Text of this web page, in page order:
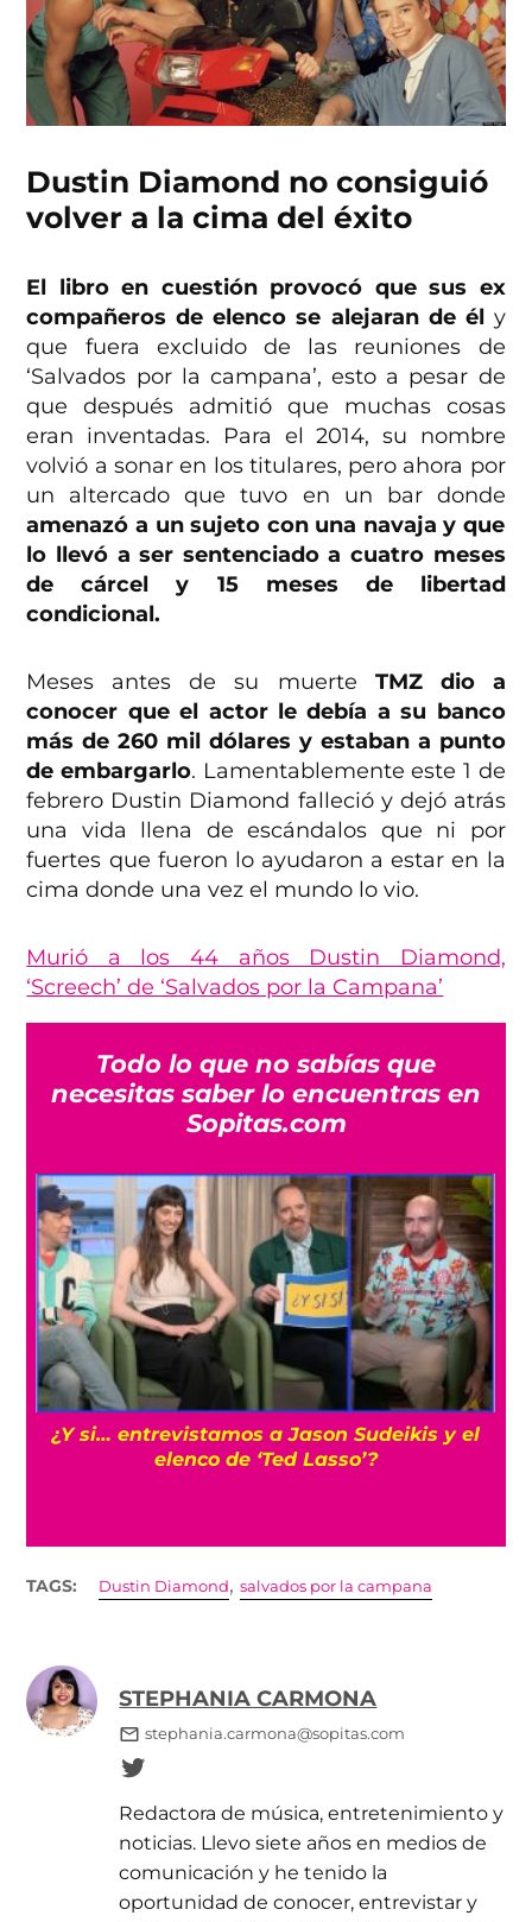
Dustin Diamond no consiguió
volver a la cima del éxito
El libro en cuestión provocó que sus ex
compañeros de elenco se alejaran de él y
que fuera excluido de las reuniones de
‘Salvados por la campana’, esto a pesar de
que después admitió que muchas cosas
eran inventadas. Para el 2014, su nombre
volvió a sonar en los titulares, pero ahora por
un altercado que tuvo en un bar donde
amenazó a un sujeto con una navaja y que
lo llevó a ser sentenciado a cuatro meses
de cárcel y 15 meses de libertad
condicional.
Meses antes de su muerte TMZ dio a
conocer que el actor le debía a su banco
más de 260 mil dólares y estaban a punto
de embargarlo. Lamentablemente este 1 de
febrero Dustin Diamond falleció y dejó atrás
una vida llena de escándalos que ni por
fuertes que fueron lo ayudaron a estar en la
cima donde una vez el mundo lo vio.
Murió a los 44 años Dustin Diamond,
‘Screech’ de ‘Salvados por la Campana’
Todo lo que no sabías que
necesitas saber lo encuentras en
Sopitas.com
¿Y si… entrevistamos a Jason Sudeikis y el
elenco de ‘Ted Lasso’?
TAGS: Dustin Diamond,salvados por la campana
STEPHANIA CARMONA
stephania.carmona@sopitas.com
Redactora de música, entretenimiento y
noticias. Llevo siete años en medios de
comunicación y he tenido la
oportunidad de conocer, entrevistar y